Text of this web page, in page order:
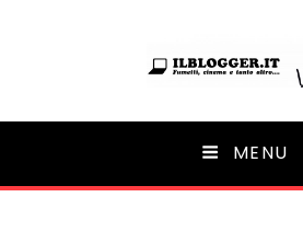
Ilblogger.it
Il portalino di blog | MENU